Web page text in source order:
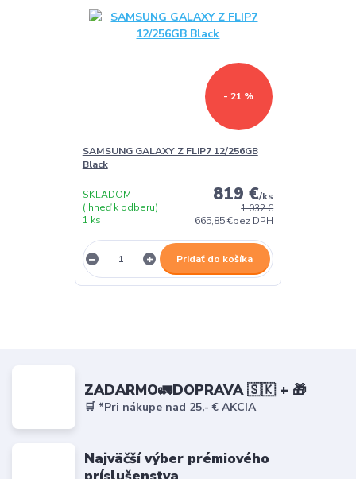
- 21 %
SAMSUNG GALAXY Z FLIP7 12/256GB
Black
1 032 €
819 €/ks
665,85 €bez DPH
SKLADOM
(ihneď k odberu)
1 ks
Pridať do košíka
ZADARMO🚛DOPRAVA 🇸🇰 + 🎁
🛒 *Pri nákupe nad 25,- € AKCIA
Najväčší výber prémiového